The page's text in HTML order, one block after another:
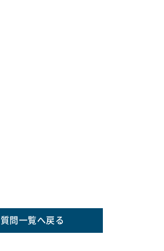
質問一覧へ戻る